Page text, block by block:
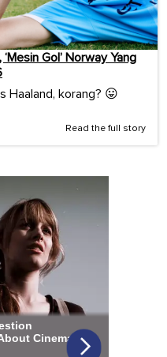
Gol’ Norway Yang
Haaland, korang? 😛
Read the full story